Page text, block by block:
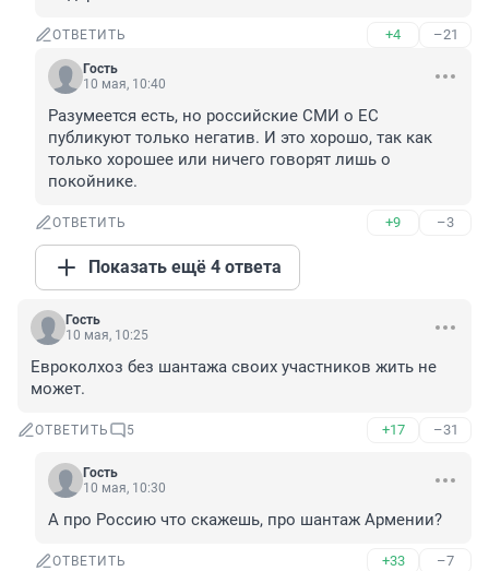
ОТВЕТИТЬ +4 –21
Гость
10 мая, 10:40
Разумеется есть, но российские СМИ о ЕС
публикуют только негатив. И это хорошо, так как
только хорошее или ничего говорят лишь о
покойнике.
ОТВЕТИТЬ +9 –3
Показать ещё 4 ответа
Гость
10 мая, 10:25
Евроколхоз без шантажа своих участников жить не
может.
ОТВЕТИТЬ 5 +17 –31
Гость
10 мая, 10:30
А про Россию что скажешь, про шантаж Армении?
ОТВЕТИТЬ +33 –7